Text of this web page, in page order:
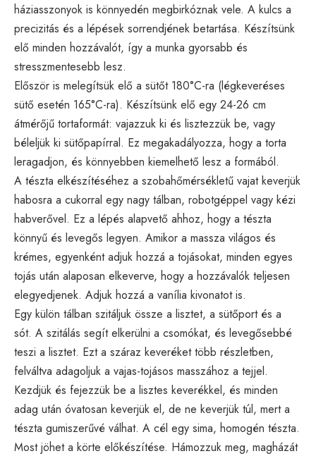
háziasszonyok is könnyedén megbirkóznak vele. A kulcs a
precizitás és a lépések sorrendjének betartása. Készítsünk
elő minden hozzávalót, így a munka gyorsabb és
stresszmentesebb lesz.
Először is melegítsük elő a sütőt 180°C-ra (légkeveréses
sütő esetén 165°C-ra). Készítsünk elő egy 24-26 cm
átmérőjű tortaformát: vajazzuk ki és lisztezzük be, vagy
béleljük ki sütőpapírral. Ez megakadályozza, hogy a torta
leragadjon, és könnyebben kiemelhető lesz a formából.
A tészta elkészítéséhez a szobahőmérsékletű vajat keverjük
habosra a cukorral egy nagy tálban, robotgéppel vagy kézi
habverővel. Ez a lépés alapvető ahhoz, hogy a tészta
könnyű és levegős legyen. Amikor a massza világos és
krémes, egyenként adjuk hozzá a tojásokat, minden egyes
tojás után alaposan elkeverve, hogy a hozzávalók teljesen
elegyedjenek. Adjuk hozzá a vanília kivonatot is.
Egy külön tálban szitáljuk össze a lisztet, a sütőport és a
sót. A szitálás segít elkerülni a csomókat, és levegősebbé
teszi a lisztet. Ezt a száraz keveréket több részletben,
felváltva adagoljuk a vajas-tojásos masszához a tejjel.
Kezdjük és fejezzük be a lisztes keverékkel, és minden
adag után óvatosan keverjük el, de ne keverjük túl, mert a
tészta gumiszerűvé válhat. A cél egy sima, homogén tészta.
Most jöhet a körte előkészítése. Hámozzuk meg, magházát